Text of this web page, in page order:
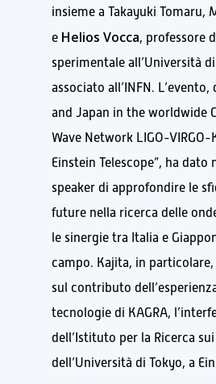
insieme a Takayuki Tomaru,
e Helios Vocca, professore
sperimentale all’Università
associato all’INFN.
and Japan in the worldwide
Wave Network LIGO-VIRGO-
Einstein Telescope”, ha dato
speaker di approfondire le
future nella ricerca delle
le sinergie tra Italia e
campo. Kajita, in
sul contributo
tecnologie di KAGRA,
dell’Istituto per la Ricerca
dell’Università di Tokyo, a